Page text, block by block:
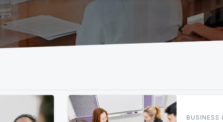
BUSINESS